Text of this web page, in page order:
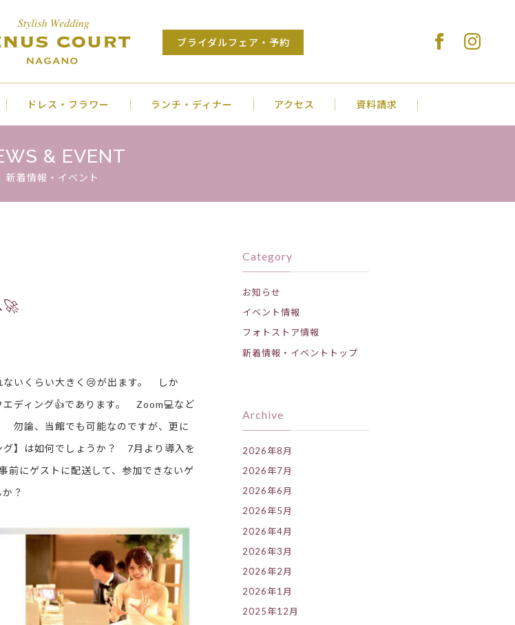
Stylish Wedding VENUS COURT NAGANO ヴ
ブライダルフェア・予約
ドレス・フラワー ランチ・ディナー アクセス 資料請求
& EVENT
新着情報・イベント
ないくらい大きく😢が出ます。 しか
エディング👍であります。 Zoom💻など
勿論、当館でも可能なのですが、更に
グ】は如何でしょうか？ 7月より導入を
前にゲストに配送して、参加できないゲ
？
Category
お知らせ
イベント情報
フォトストア情報
新着情報・イベントトップ
Archive
2026年8月
2026年7月
2026年6月
2026年5月
2026年4月
2026年3月
2026年2月
2026年1月
2025年12月